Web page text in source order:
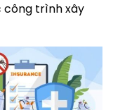
công trình xây